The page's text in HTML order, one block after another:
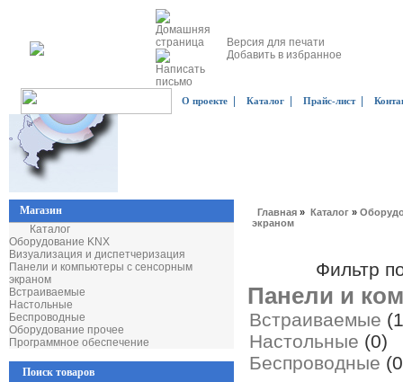
Версия для печати
Добавить в избранное
О проекте Каталог Прайс-лист|
Магазин
Каталог
Оборудование KNX
Визуализация и диспетчеризация
Панели и компьютеры с сенсорным
экраном
Встраиваемые
Настольные
Беспроводные
Оборудование прочее
Программное обеспечение
Поиск товаров
Главная » Каталог »
экраном
Фильтр
Панели и
Встраиваемые
Настольные (0)
Беспроводные